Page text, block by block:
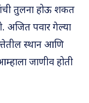
तुलना होऊ शकत
अजित पवार गेल्या
स्थान आणि
जाणीव होती